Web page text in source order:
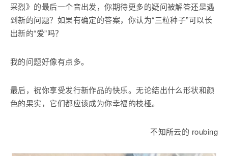
采烈》的最后一个音出发，你期待更多的疑问被解答还是遇
到新的问题？如果有确定的答案，你认为“三粒种子”可以长
出新的“爱”吗？
我的问题好像有点多。
最后，祝你享受发行新作品的快乐。无论结出什么形状和颜
色的果实，它们都应该成为你幸福的枝桠。
不知所云的 roubing